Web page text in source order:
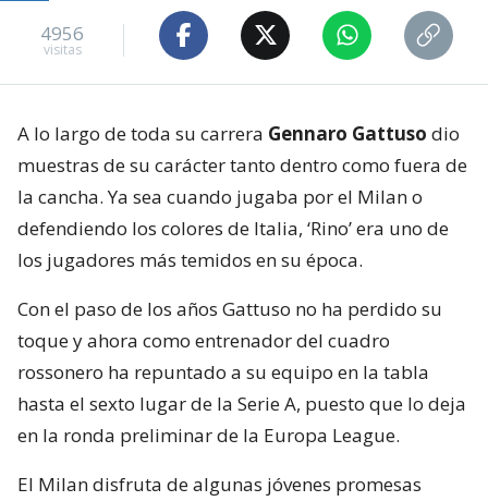
4956
visitas
A lo largo de toda su carrera Gennaro Gattuso dio
muestras de su carácter tanto dentro como fuera de
la cancha. Ya sea cuando jugaba por el Milan o
defendiendo los colores de Italia, ‘Rino’ era uno de
los jugadores más temidos en su época.
Con el paso de los años Gattuso no ha perdido su
toque y ahora como entrenador del cuadro
rossonero ha repuntado a su equipo en la tabla
hasta el sexto lugar de la Serie A, puesto que lo deja
en la ronda preliminar de la Europa League.
El Milan disfruta de algunas jóvenes promesas